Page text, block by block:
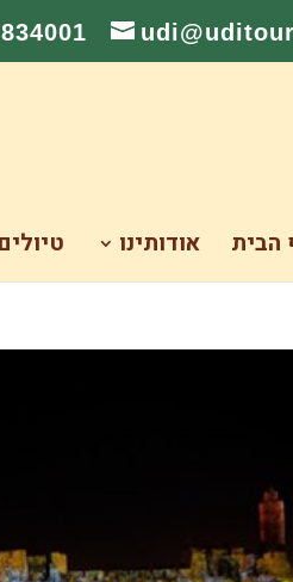
הבית אודותינו